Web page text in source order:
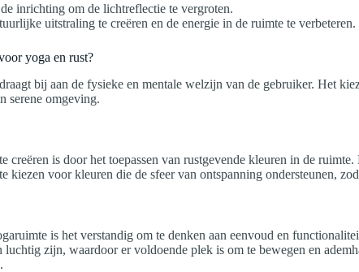
inrichting om de lichtreflectie te vergroten.
uitstraling te creëren en de energie in de ruimte te verbeteren.
yoga en rust?
bij aan de fysieke en mentale welzijn van de gebruiker. Het
serene omgeving.
creëren is door het toepassen van rustgevende kleuren in de
kiezen voor kleuren die de sfeer van ontspanning ondersteunen,
is het verstandig om te denken aan eenvoud en
zijn, waardoor er voldoende plek is om te bewegen en